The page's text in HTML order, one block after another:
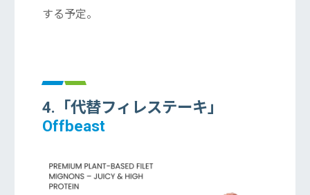
する予定。
4.「代替フィレステーキ」
Offbeast